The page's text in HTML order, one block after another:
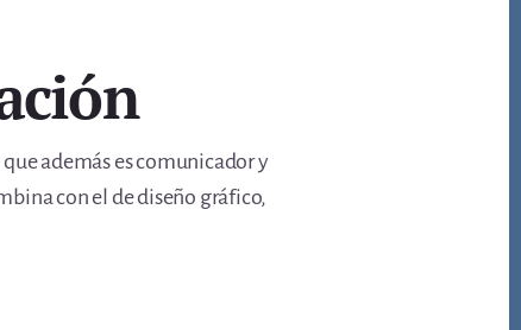
además es comunicador y
con el de diseño gráfico,